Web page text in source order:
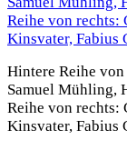
Hintere Reihe
Samuel Mühling,
Reihe von rechts:
Kinsvater, Fabius